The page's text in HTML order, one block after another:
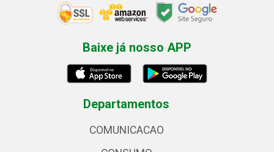
Baixe já nosso APP
Departamentos
COMUNICACAO